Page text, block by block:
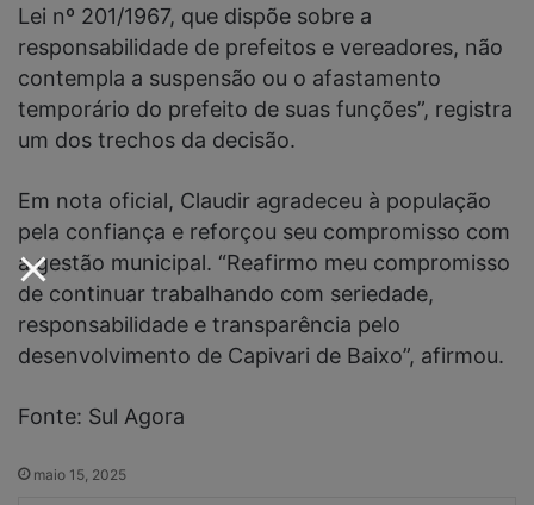
Lei nº 201/1967, que dispõe sobre a
responsabilidade de prefeitos e vereadores, não
contempla a suspensão ou o afastamento
temporário do prefeito de suas funções”, registra
um dos trechos da decisão.
Em nota oficial, Claudir agradeceu à população
pela confiança e reforçou seu compromisso com
a gestão municipal. “Reafirmo meu compromisso
de continuar trabalhando com seriedade,
responsabilidade e transparência pelo
desenvolvimento de Capivari de Baixo”, afirmou.
Fonte: Sul Agora
maio 15, 2025